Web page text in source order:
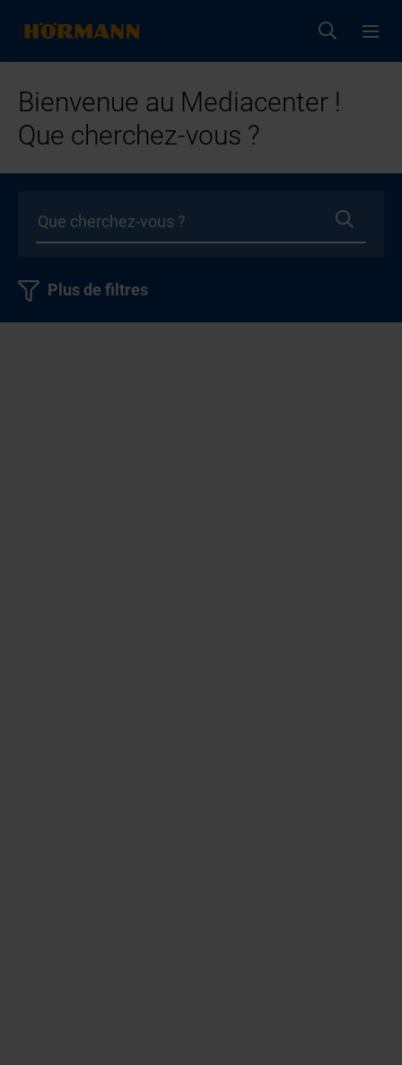
Bienvenue au Mediacenter !
Que cherchez-vous ?
Plus de filtres